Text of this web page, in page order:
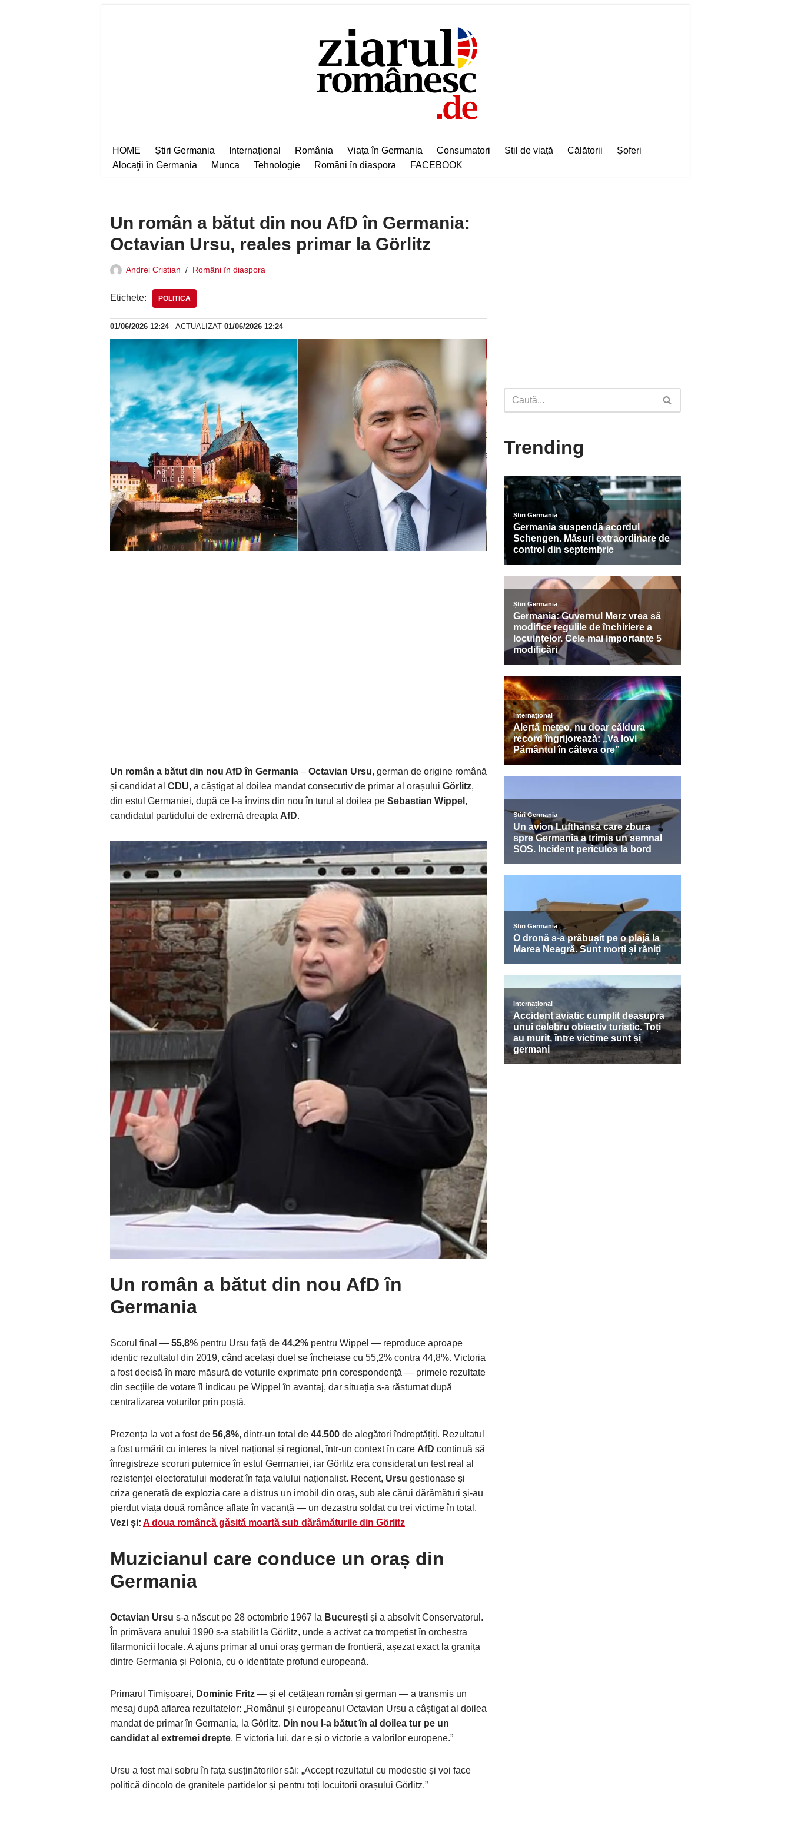
HOME Știri Germania Internațional România Viața în Germania Consumatori Stil de viață Călătorii
Șoferi
Alocaţii în Germania
Munca Tehnologie Români în diaspora FACEBOOK
Un român a bătut din nou AfD în Germania:
Octavian Ursu, reales primar la Görlitz
Andrei Cristian Români în diaspora
Etichete: POLITICA
01/06/2026 12:24- ACTUALIZAT 01/06/2026 12:24
Un român a bătut din nou AfD în Germania – Octavian Ursu, german de origine română
și candidat al CDU, a câștigat al doilea mandat consecutiv de primar al orașului Görlitz,
din estul Germaniei, după ce l-a învins din nou în turul al doilea pe Sebastian Wippel ,
candidatul partidului de extremă dreapta AfD.
Un român a bătut din nou AfD în
Germania
Scorul final — 55,8% pentru Ursu față de 44,2% pentru Wippel — reproduce aproape
identic rezultatul din 2019, când același duel se încheiase cu 55,2% contra 44,8%. Victoria
a fost decisă în mare măsură de voturile exprimate prin corespondență — primele rezultate
din secțiile de votare îl indicau pe Wippel în avantaj, dar situația s-a răsturnat după
centralizarea voturilor prin poștă.
Prezența la vot a fost de 56,8%, dintr-un total de 44.500 de alegători îndreptățiți. Rezultatul
a fost urmărit cu interes la nivel național și regional, într-un context în care AfD continuă să
înregistreze scoruri puternice în estul Germaniei, iar Görlitz era considerat un test real al
rezistenței electoratului moderat în fața valului naționalist. Recent, Ursu gestionase și
criza generată de explozia care a distrus un imobil din oraș, sub ale cărui dărâmături și-au
pierdut viața două românce aflate în vacanță — un dezastru soldat cu trei victime în total.
Vezi și: A doua româncă găsită moartă sub dărâmăturile din Görlitz
Muzicianul care conduce un oraș din
Germania
Octavian Ursu s-a născut pe 28 octombrie 1967 la București și a absolvit Conservatorul.
În primăvara anului 1990 s-a stabilit la Görlitz, unde a activat ca trompetist în orchestra
filarmonicii locale. A ajuns primar al unui oraș german de frontieră, așezat exact la granița
dintre Germania și Polonia, cu o identitate profund europeană.
Primarul Timișoarei, Dominic Fritz — și el cetățean român și german — a transmis un
mesaj după aflarea rezultatelor: „Românul și europeanul Octavian Ursu a câștigat al doilea
mandat de primar în Germania, la Görlitz. Din nou l-a bătut în al doilea tur pe un
candidat al extremei drepte. E victoria lui, dar e și o victorie a valorilor europene.”
Ursu a fost mai sobru în fața susținătorilor săi: „Accept rezultatul cu modestie și voi face
politică dincolo de granițele partidelor și pentru toți locuitorii orașului Görlitz.”
Trending